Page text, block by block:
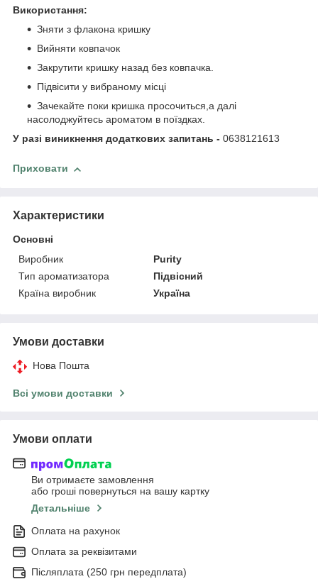
Використання:
Зняти з флакона кришку
Вийняти ковпачок
Закрутити кришку назад без ковпачка.
Підвісити у вибраному місці
Зачекайте поки кришка просочиться,а далі
насолоджуйтесь ароматом в поїздках.
У разі виникнення додаткових запитань - 0638121613
Приховати
Характеристики
Основні
Виробник
Purity
Тип ароматизатора
Підвісний
Країна виробник
Україна
Умови доставки
Нова Пошта
Всі умови доставки
Умови оплати
Ви отримаєте замовлення
або гроші повернуться на вашу картку
Детальніше
Оплата на рахунок
Оплата за реквізитами
Післяплата (250 грн передплата)